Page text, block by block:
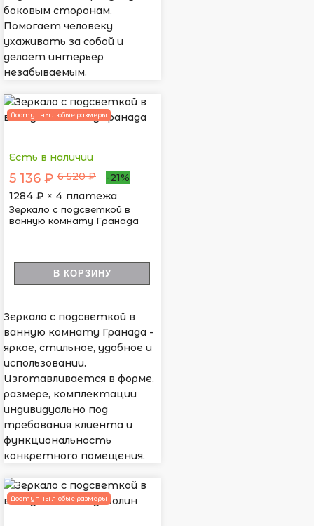
боковым сторонам.
Помогает человеку
ухаживать за собой и
делает интерьер
незабываемым.
Доступны любые размеры
Есть в наличии
5 136 ₽ 6 520 ₽
-21%
1284 ₽ × 4 платежа
Зеркало с подсветкой в
ванную комнату Гранада
В КОРЗИНУ
Зеркало с подсветкой в
ванную комнату Гранада -
яркое, стильное, удобное и
использовании.
Изготавливается в форме,
размере, комплектации
индивидуально под
требования клиента и
функциональность
конкретного помещения.
Доступны любые размеры